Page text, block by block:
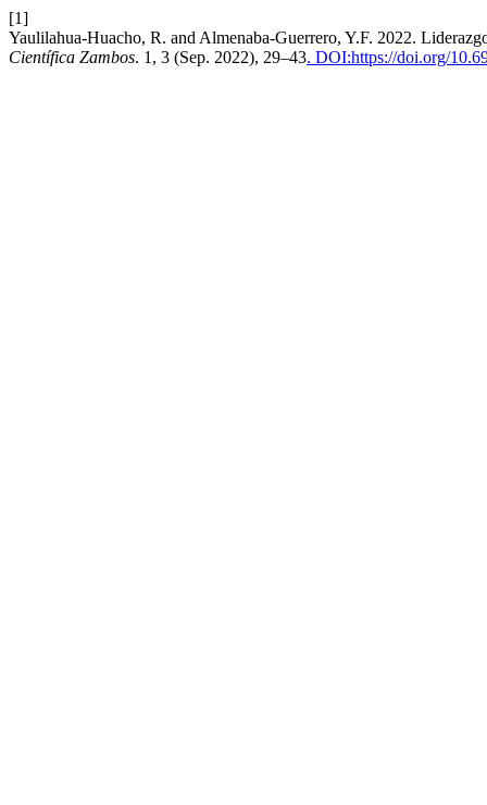
[1]
Yaulilahua-Huacho, R. and Almenaba-Guerrero, Y.F. 2022.
Científica Zambos. 1, 3 (Sep. 2022), 29–43. DOI:https://doi.org/